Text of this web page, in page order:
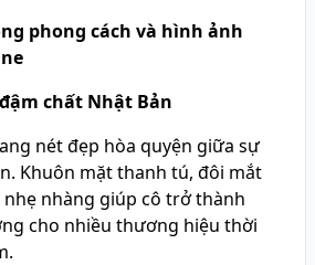
phong cách và hình ảnh
chất Nhật Bản
nét đẹp hòa quyện giữa sự
Khuôn mặt thanh tú, đôi mắt
nhàng giúp cô trở thành
cho nhiều thương hiệu thời